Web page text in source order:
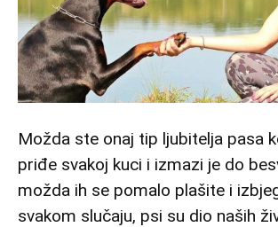
Možda ste onaj tip ljubitelja pasa
priđe svakoj kuci i izmazi je do
možda ih se pomalo plašite i
svakom slučaju, psi su dio naših